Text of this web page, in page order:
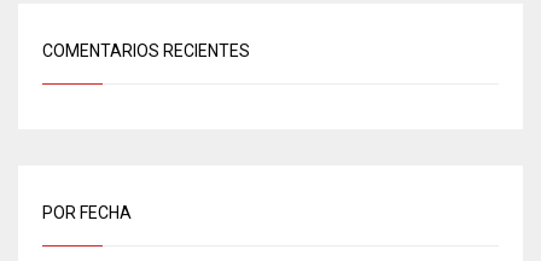
COMENTARIOS RECIENTES
POR FECHA